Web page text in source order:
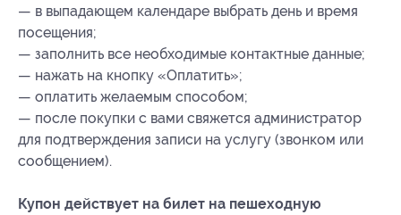
— в выпадающем календаре выбрать день и время
посещения;
— заполнить все необходимые контактные данные;
— нажать на кнопку «Оплатить»;
— оплатить желаемым способом;
— после покупки с вами свяжется администратор
для подтверждения записи на услугу (звонком или
сообщением).
Купон действует на билет на пешеходную